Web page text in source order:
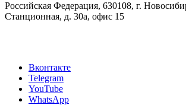
Российская Федерация, 630108, г.
Станционная, д. 30а, офис 15
Вконтакте
Telegram
YouTube
WhatsApp